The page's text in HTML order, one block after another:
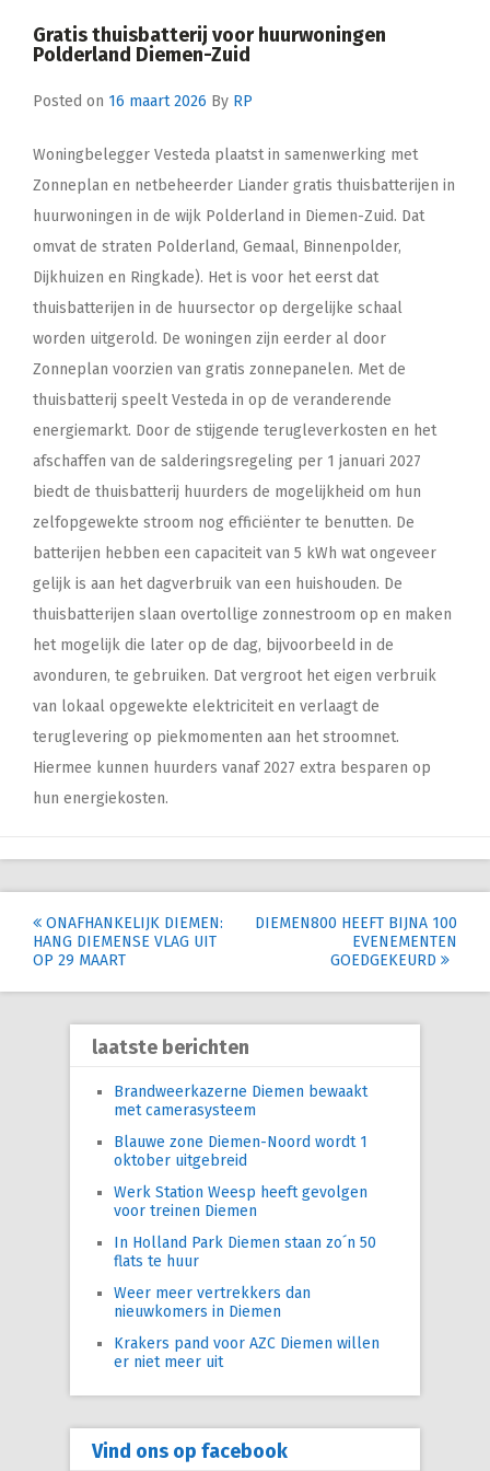
Gratis thuisbatterij voor huurwoningen
Polderland Diemen-Zuid
Posted on 16 maart 2026 By RP
Woningbelegger Vesteda plaatst in samenwerking met
Zonneplan en netbeheerder Liander gratis thuisbatterijen in
huurwoningen in de wijk Polderland in Diemen-Zuid. Dat
omvat de straten Polderland, Gemaal, Binnenpolder,
Dijkhuizen en Ringkade). Het is voor het eerst dat
thuisbatterijen in de huursector op dergelijke schaal
worden uitgerold. De woningen zijn eerder al door
Zonneplan voorzien van gratis zonnepanelen. Met de
thuisbatterij speelt Vesteda in op de veranderende
energiemarkt. Door de stijgende terugleverkosten en het
afschaffen van de salderingsregeling per 1 januari 2027
biedt de thuisbatterij huurders de mogelijkheid om hun
zelfopgewekte stroom nog efficiënter te benutten. De
batterijen hebben een capaciteit van 5 kWh wat ongeveer
gelijk is aan het dagverbruik van een huishouden. De
thuisbatterijen slaan overtollige zonnestroom op en maken
het mogelijk die later op de dag, bijvoorbeeld in de
avonduren, te gebruiken. Dat vergroot het eigen verbruik
van lokaal opgewekte elektriciteit en verlaagt de
teruglevering op piekmomenten aan het stroomnet.
Hiermee kunnen huurders vanaf 2027 extra besparen op
hun energiekosten.
Post
navigation
ONAFHANKELIJK DIEMEN:
HANG DIEMENSE VLAG UIT
OP 29 MAART
DIEMEN800 HEEFT BIJNA 100
EVENEMENTEN
GOEDGEKEURD
laatste berichten
Brandweerkazerne Diemen bewaakt
met camerasysteem
Blauwe zone Diemen-Noord wordt 1
oktober uitgebreid
Werk Station Weesp heeft gevolgen
voor treinen Diemen
In Holland Park Diemen staan zo´n 50
flats te huur
Weer meer vertrekkers dan
nieuwkomers in Diemen
Krakers pand voor AZC Diemen willen
er niet meer uit
Vind ons op facebook